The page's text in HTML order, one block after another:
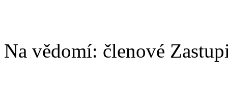
Na vědomí: členové